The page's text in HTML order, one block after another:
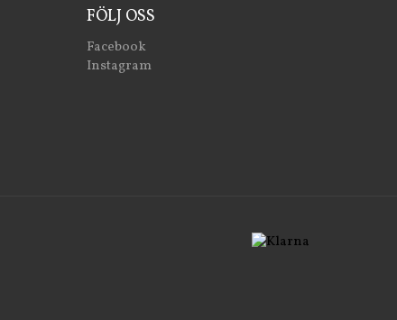
FÖLJ OSS
Facebook
Instagram